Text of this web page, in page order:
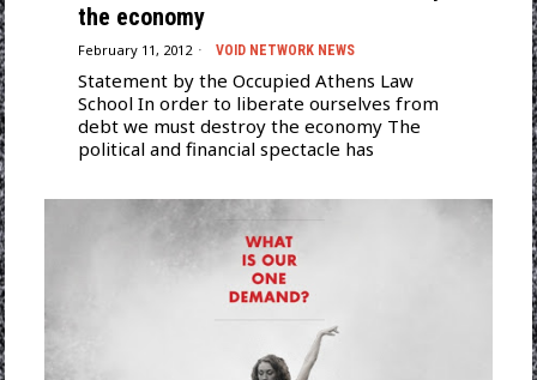
the economy
February 11, 2012 VOID NETWORK NEWS
Statement by the Occupied Athens Law
School In order to liberate ourselves from
debt we must destroy the economy The
political and financial spectacle has